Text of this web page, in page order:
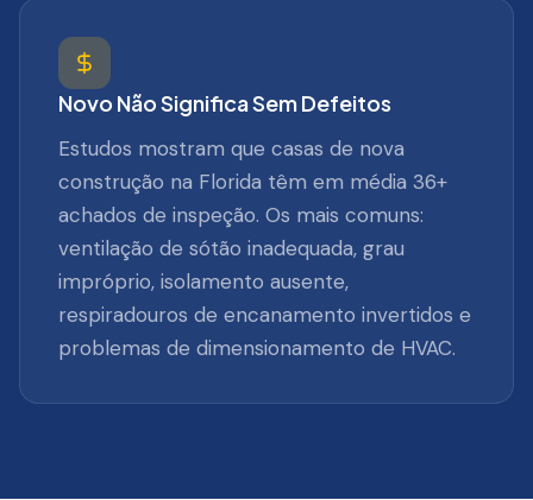
Novo Não Significa Sem Defeitos
Estudos mostram que casas de nova
construção na Florida têm em média 36+
achados de inspeção. Os mais comuns:
ventilação de sótão inadequada, grau
impróprio, isolamento ausente,
respiradouros de encanamento invertidos e
problemas de dimensionamento de HVAC.